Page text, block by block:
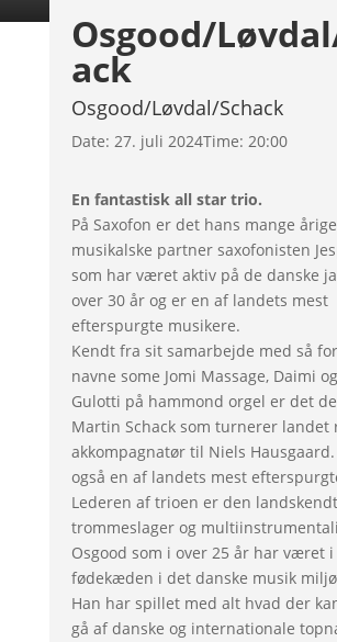
Osgood/
ack
Osgood/Løvdal/Schack
Date: 27. juli 2024Time: 20:00
En fantastisk all star trio.
På Saxofon er det hans mange årige
musikalske partner saxofonisten
som har været aktiv på de danske
over 30 år og er en af landets mest
efterspurgte musikere.
Kendt fra sit samarbejde med så
navne some Jomi Massage, Daimi
Gulotti på hammond orgel er det
Martin Schack som turnerer landet
akkompagnatør til Niels
også en af landets mest
Lederen af trioen er den
trommeslager og
Osgood som i over 25 år har været
fødekæden i det danske musik
Han har spillet med alt hvad der
gå af danske og internationale